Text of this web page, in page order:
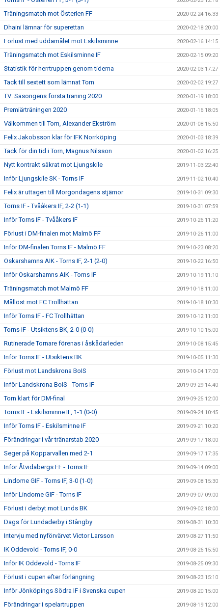
Träningsmatch mot Österlen FF 2020-02-24 16:33
Dhaini lämnar för superettan 2020-02-18 20:00
Förlust med uddamålet mot Eskilsminne 2020-02-16 14:15
Träningsmatch mot Eskilsminne IF 2020-02-15 09:20
Statistik för herrtruppen genom tiderna 2020-02-03 17:27
Tack till sextett som lämnat Torn 2020-02-02 19:27
TV: Säsongens första träning 2020 2020-01-19 18:00
Premiärträningen 2020 2020-01-16 18:05
Välkommen till Torn, Alexander Ekström 2020-01-08 15:50
Felix Jakobsson klar för IFK Norrköping 2020-01-03 18:39
Tack för din tid i Torn, Magnus Nilsson 2020-01-02 16:25
Nytt kontrakt säkrat mot Ljungskile 2019-11-03 22:40
Inför Ljungskile SK - Torns IF 2019-11-02 10:40
Felix är uttagen till Morgondagens stjärnor 2019-10-31 09:30
Torns IF - Tvååkers IF, 2-2 (1-1) 2019-10-31 07:59
Inför Torns IF - Tvååkers IF 2019-10-26 11:20
Förlust i DM-finalen mot Malmö FF 2019-10-26 11:00
Inför DM-finalen Torns IF - Malmö FF 2019-10-23 08:20
Oskarshamns AIK - Torns IF, 2-1 (2-0) 2019-10-22 16:50
Inför Oskarshamns AIK - Torns IF 2019-10-19 11:10
Träningsmatch mot Malmö FF 2019-10-18 11:00
Mållöst mot FC Trollhättan 2019-10-18 10:30
Inför Torns IF - FC Trollhättan 2019-10-12 11:00
Torns IF - Utsiktens BK, 2-0 (0-0) 2019-10-10 15:00
Rutinerade Tornare förenas i åskådarleden 2019-10-08 15:45
Inför Torns IF - Utsiktens BK 2019-10-05 11:30
Förlust mot Landskrona BoIS 2019-10-04 17:00
Inför Landskrona BoIS - Torns IF 2019-09-29 14:40
Torn klart för DM-final 2019-09-25 12:00
Torns IF - Eskilsminne IF, 1-1 (0-0) 2019-09-24 10:45
Inför Torns IF - Eskilsminne IF 2019-09-21 10:20
Förändringar i vår tränarstab 2020 2019-09-17 18:00
Seger på Kopparvallen med 2-1 2019-09-17 17:35
Inför Åtvidabergs FF - Torns IF 2019-09-14 09:00
Lindome GIF - Torns IF, 3-0 (1-0) 2019-09-08 15:30
Inför Lindome GIF - Torns IF 2019-09-07 09:00
Förlust i derbyt mot Lunds BK 2019-09-02 18:00
Dags för Lundaderby i Stångby 2019-08-31 10:30
Intervju med nyförvärvet Victor Larsson 2019-08-27 11:50
IK Oddevold - Torns IF, 0-0 2019-08-26 15:50
Inför IK Oddevold - Torns IF 2019-08-25 09:30
Förlust i cupen efter förlängning 2019-08-23 15:10
Inför Jönköpings Södra IF i Svenska cupen 2019-08-20 15:00
Förändringar i spelartruppen 2019-08-19 12:00